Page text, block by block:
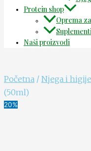
Protein shop
Oprema
Naši proizvodi
Početna / Njega i
(50ml)
20%